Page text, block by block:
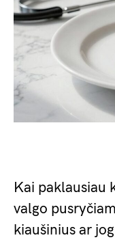
Kai paklausiau
valgo
kiaušinius ar